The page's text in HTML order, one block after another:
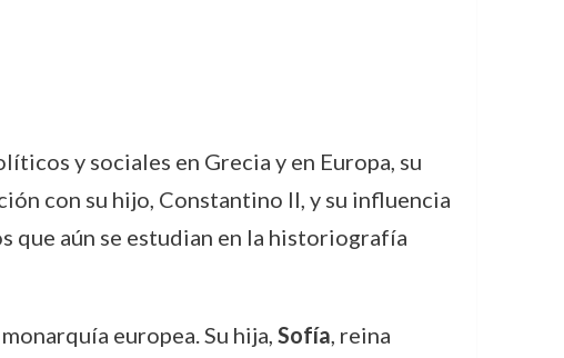
y sociales en Grecia y en Europa, su
con su hijo, Constantino II, y su influencia
que aún se estudian en la historiografía
europea. Su hija, Sofía, reina